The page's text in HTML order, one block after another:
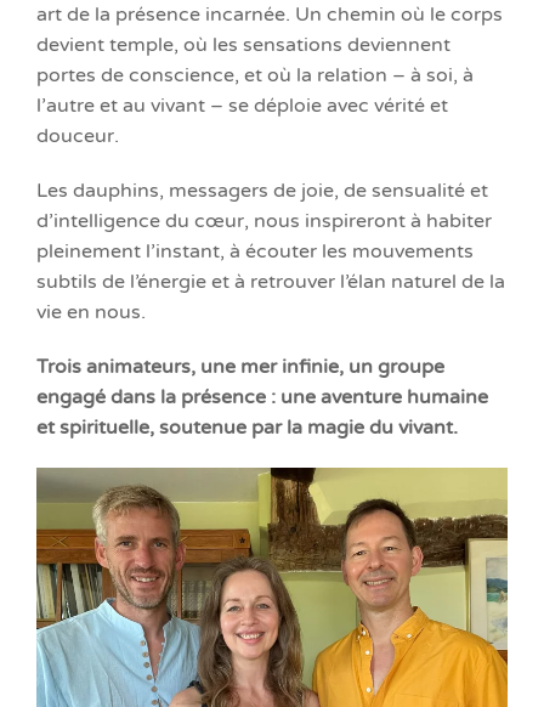
art de la présence incarnée. Un chemin où le corps
devient temple, où les sensations deviennent
portes de conscience, et où la relation – à soi, à
l’autre et au vivant – se déploie avec vérité et
douceur.
Les dauphins, messagers de joie, de sensualité et
d’intelligence du cœur, nous inspireront à habiter
pleinement l’instant, à écouter les mouvements
subtils de l’énergie et à retrouver l’élan naturel de la
vie en nous.
Trois animateurs, une mer infinie, un groupe
engagé dans la présence : une aventure humaine
et spirituelle, soutenue par la magie du vivant.